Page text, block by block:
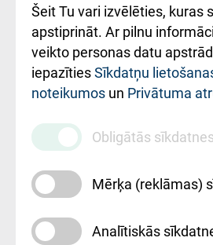
Rekvizīti un
ārstniecības
iestādes kods
010000234
Maksas
pakalpojumu
cenrādis
Šeit Tu vari izvēlēties, kuras
apstiprināt. Ar pilnu
veikto personas datu
iepazītiesSīkdatņu
noteikumos un Privātuma
Obligātās sīkdatnes
Mērķa (reklāmas)
Analītiskās